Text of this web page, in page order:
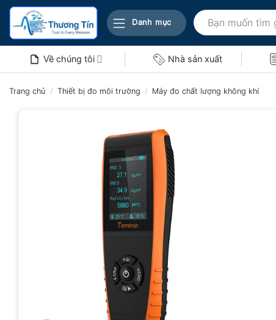
Bỏ
nội
Danh mục
Tìm
kiếm:
Về chúng tôi Nhà sản xuất
Trang chủ / Thiết bị đo môi trường / Máy đo chất lượng không khí